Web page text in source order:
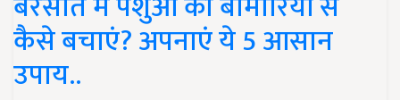
कैसे बचाएं? अपनाएं ये 5 आसान
उपाय..